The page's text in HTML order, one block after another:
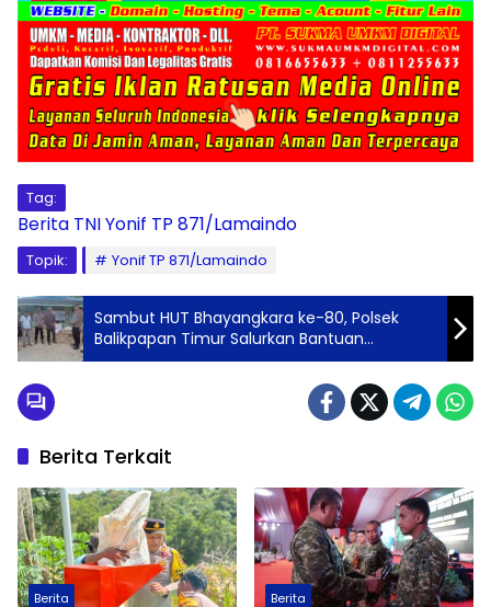
Tag:
Berita TNIYonif TP 871/Lamaindo
Topik: Yonif TP 871/Lamaindo
Sambut HUT Bhayangkara ke-80, Polsek
Balikpapan Timur Salurkan Bantuan
Sembako untuk Warga Prasejahtera di
Berita Terkait
Berita Berita